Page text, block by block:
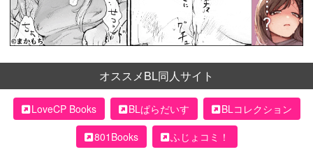
オススメBL同人サイト
LoveCP Books BLぱらだいす
BLコレクション
801Books
ふじょコミ！